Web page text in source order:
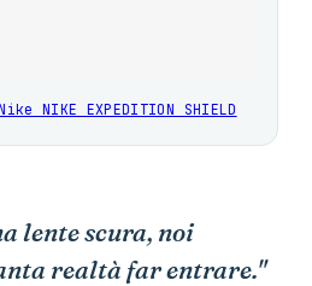
NIKE EXPEDITION SHIELD
lente scura, noi
realtà far entrare."